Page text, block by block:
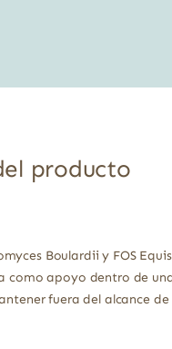
producto
Boulardii y FOS
como apoyo dentro de
fuera del alcance